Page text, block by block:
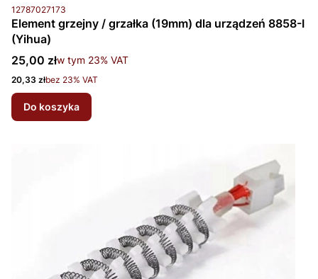
Kod produktu
12787027173
Element grzejny / grzałka (19mm) dla urządzeń 8858-I
(Yihua)
Cena brutto
25,00 złw tym %s VAT
w tym 23% VAT
Cena netto
20,33 złbez 23% VAT
Do koszyka